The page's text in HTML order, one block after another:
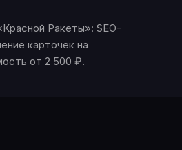
Ракеты»: SEO-
карточек на
от 2 500 ₽.